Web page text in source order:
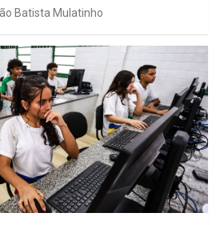
Batista Mulatinho